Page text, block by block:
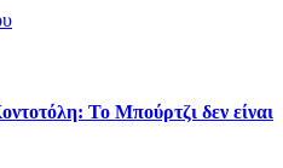
Το Μπούρτζι δεν είναι